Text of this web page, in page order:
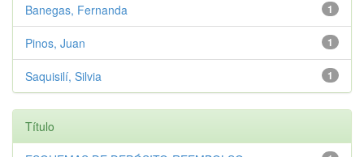
1
Banegas, Fernanda
1
Pinos, Juan
1
Saquisilí, Silvia
Título